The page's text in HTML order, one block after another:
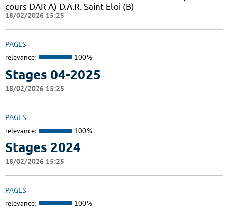
cours DAR A) D.A.R. Saint Eloi (B)
18/02/2026 15:25
PAGES
relevance: 100%
Stages 04-2025
18/02/2026 15:25
PAGES
relevance: 100%
Stages 2024
18/02/2026 15:25
PAGES
relevance: 100%